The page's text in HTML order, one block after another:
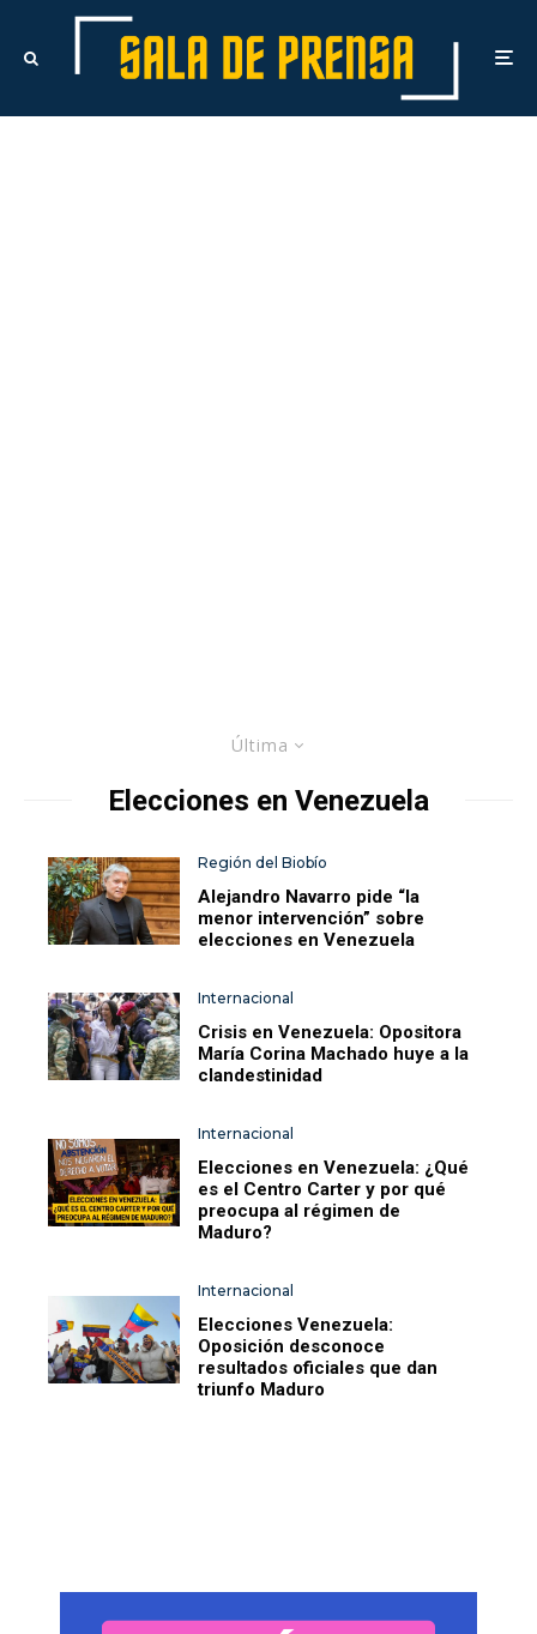
Última
Elecciones en Venezuela
Región del Biobío
Alejandro Navarro pide “la
menor intervención” sobre
elecciones en Venezuela
Internacional
Crisis en Venezuela: Opositora
María Corina Machado huye a la
clandestinidad
Internacional
Elecciones en Venezuela: ¿Qué
es el Centro Carter y por qué
preocupa al régimen de
Maduro?
Internacional
Elecciones Venezuela:
Oposición desconoce
resultados oficiales que dan
triunfo Maduro